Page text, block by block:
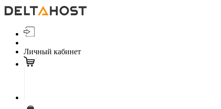
Личный кабинет